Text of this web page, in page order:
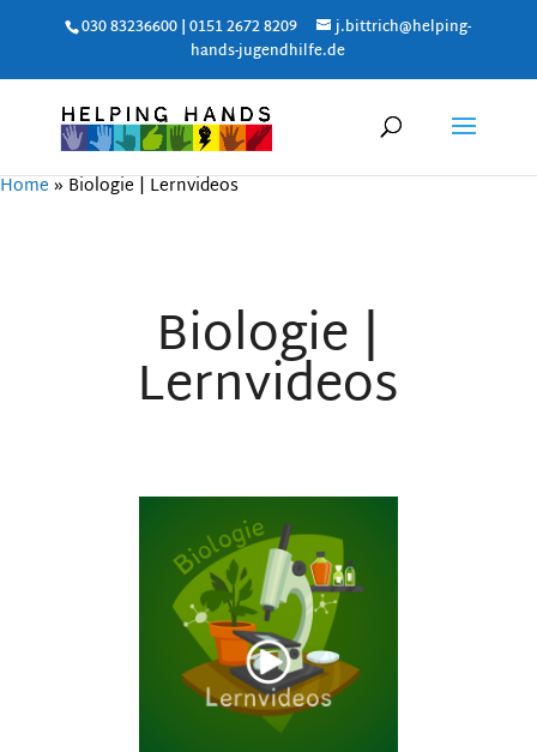
030 83236600 | 0151 2672 8209
j.bittrich@helping-
hands-jugendhilfe.de
Home»Biologie | Lernvideos
Biologie |
Lernvideos